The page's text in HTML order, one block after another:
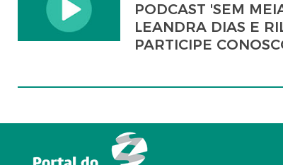
PODCAST 'SEM
LEANDRA DIAS E
PARTICIPE